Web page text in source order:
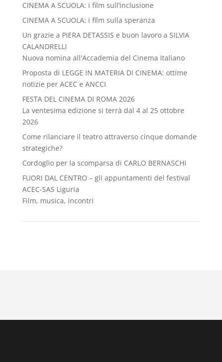
CINEMA A SCUOLA: i film sull’inclusione
CINEMA A SCUOLA: i film sulla speranza
Un grazie a PIERA DETASSIS e buon lavoro a SILVIA
CALANDRELLI
Nuova nomina all'Accademia del Cinema Italiano
Proposta di LEGGE IN MATERIA DI CINEMA: ottime
notizie per ACEC e ANCCI
FESTA DEL CINEMA DI ROMA 2026
La ventesima edizione si terrà dal 4 al 25 ottobre
2026
Come rilanciare il teatro attraverso cinque domande
strategiche?
Cordoglio per la scomparsa di CARLO BERNASCHI
FUORI DAL CENTRO – gli appuntamenti del festival
ACEC-SAS Liguria
Film, musica, incontri